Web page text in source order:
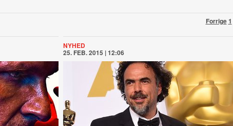
Forrige1
NYHED
25. FEB. 2015 | 12:06